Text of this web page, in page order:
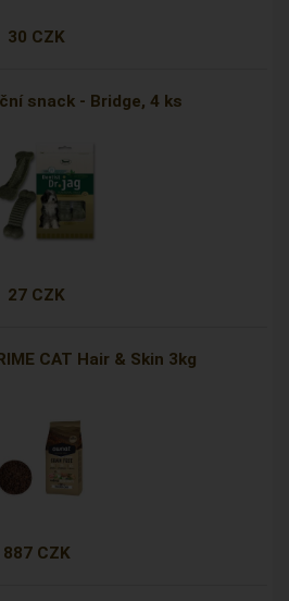
30 CZK
snack - Bridge, 4 ks
27 CZK
CAT Hair & Skin 3kg
887 CZK